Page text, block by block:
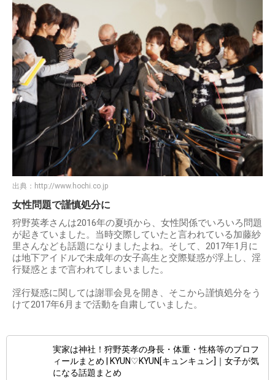
出典： http://www.hochi.co.jp
女性問題で謹慎処分に
狩野英孝さんは2016年の夏頃から、女性関係でいろいろ問題
が起きていました。当時交際していたと言われている加藤紗
里さんなども話題になりましたよね。そして、2017年1月に
は地下アイドルで未成年の女子高生と交際疑惑が浮上し、淫
行疑惑とまで言われてしまいました。
淫行疑惑に関しては謝罪会見を開き、そこから謹慎処分をう
けて2017年6月まで活動を自粛していました。
実家は神社！狩野英孝の身長・体重・性格等のプロフ
ィールまとめ | KYUN♡KYUN[キュンキュン]｜女子が気
になる話題まとめ